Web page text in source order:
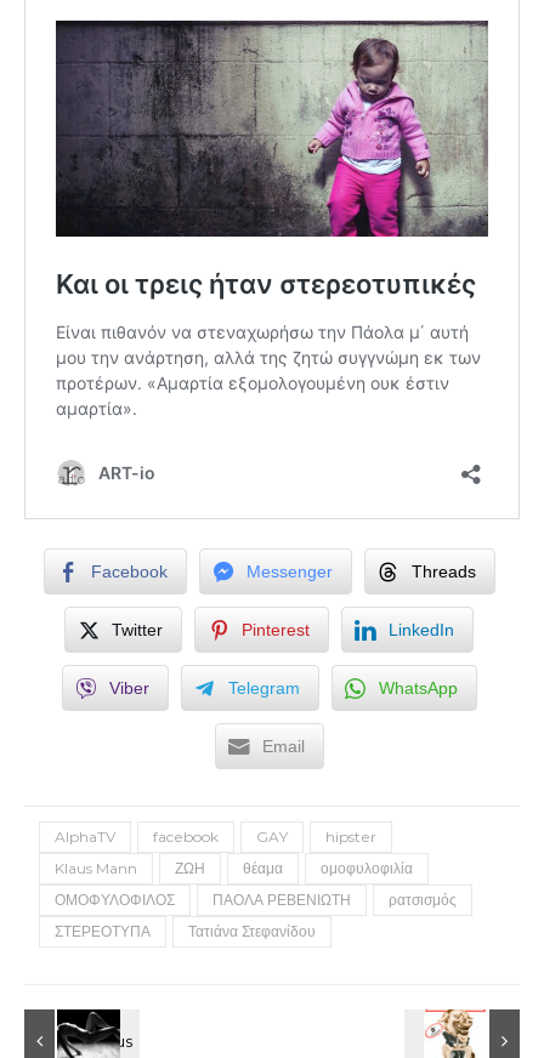
Facebook Messenger Threads
Twitter Pinterest LinkedIn
Viber Telegram WhatsApp
Email
AlphaTV facebook GAY
hipster
Klaus Mann
ΖΩΗ θέαμα
ομοφυλοφιλία
ΟΜΟΦΥΛΟΦΙΛΟΣ
ΠΑΟΛΑ ΡΕΒΕΝΙΩΤΗ
ρατσισμός
ΣΤΕΡΕΟΤΥΠΑ
Τατιάνα Στεφανίδου